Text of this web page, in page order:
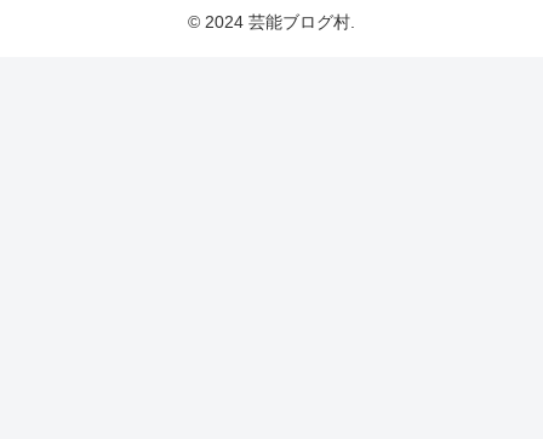
© 2024 芸能ブログ村.